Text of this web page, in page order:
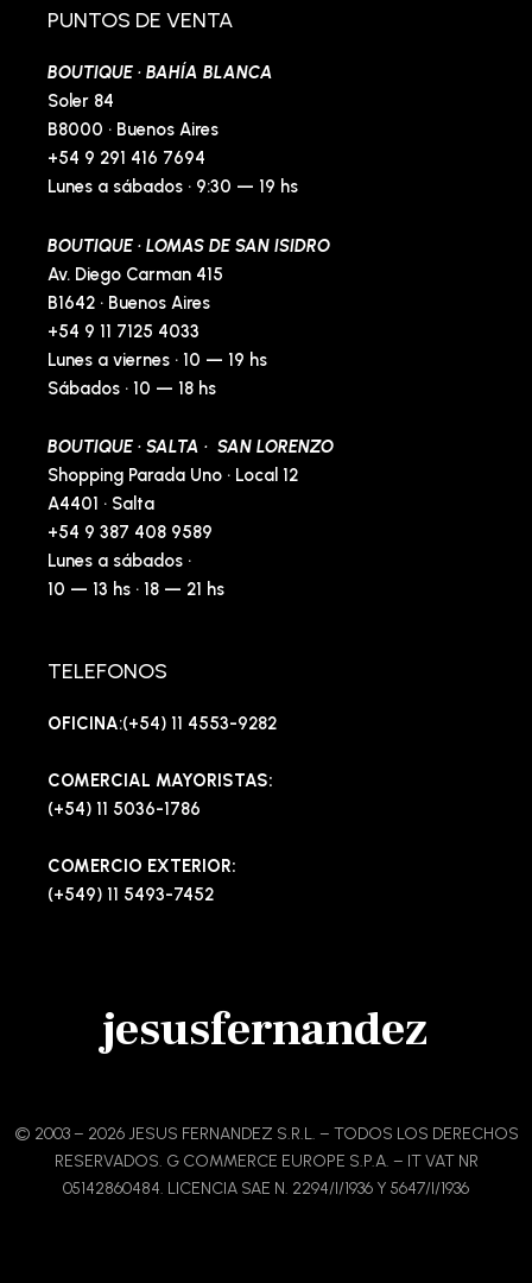
o
k
f
PUNTOS DE VENTA
BOUTIQUE · BAHÍA BLANCA
Soler 84
B8000 · Buenos Aires
+54 9 291 416 7694
Lunes a sábados · 9:30 — 19 hs
BOUTIQUE · LOMAS DE SAN ISIDRO
Av. Diego Carman 415
B1642 · Buenos Aires
+54 9 11 7125 4033
Lunes a viernes · 10 — 19 hs
Sábados · 10 — 18 hs
BOUTIQUE · SALTA · SAN LORENZO
Shopping Parada Uno · Local 12
A4401 · Salta
+54 9 387 408 9589
Lunes a sábados ·
10 — 13 hs · 18 — 21 hs
TELEFONOS
OFICINA:(+54) 11 4553-9282
COMERCIAL MAYORISTAS:
(+54) 11 5036-1786
COMERCIO EXTERIOR:
(+549) 11 5493-7452
jesusfernandez
© 2003 – 2026 JESUS FERNANDEZ S.R.L. – TODOS LOS DERECHOS
RESERVADOS. G COMMERCE EUROPE S.P.A. – IT VAT NR
05142860484. LICENCIA SAE N. 2294/I/1936 Y 5647/I/1936